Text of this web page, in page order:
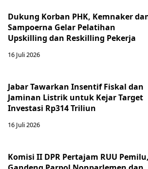
Dukung Korban PHK, Kemnaker
Sampoerna Gelar Pelatihan
Upskilling dan Reskilling Pekerja
16 Juli 2026
Jabar Tawarkan Insentif Fiskal dan
Jaminan Listrik untuk Kejar Target
Investasi Rp314 Triliun
16 Juli 2026
Komisi II DPR Pertajam RUU Pemilu,